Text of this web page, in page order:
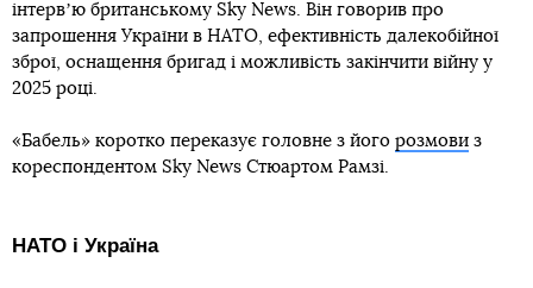
інтервʼю британському Sky News. Він говорив про
запрошення України в НАТО, ефективність далекобійної
зброї, оснащення бригад і можливість закінчити війну у
2025 році.
«Бабель» коротко переказує головне з його розмови з
кореспондентом Sky News Стюартом Рамзі.
НАТО і Україна